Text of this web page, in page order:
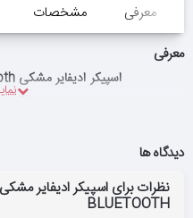
معرفی مشخصات
معرفی
اسپیکر ادیفایر مشکی Edifier R1700BT Bluetooth
دیدگاه ها
BLUETOOTH